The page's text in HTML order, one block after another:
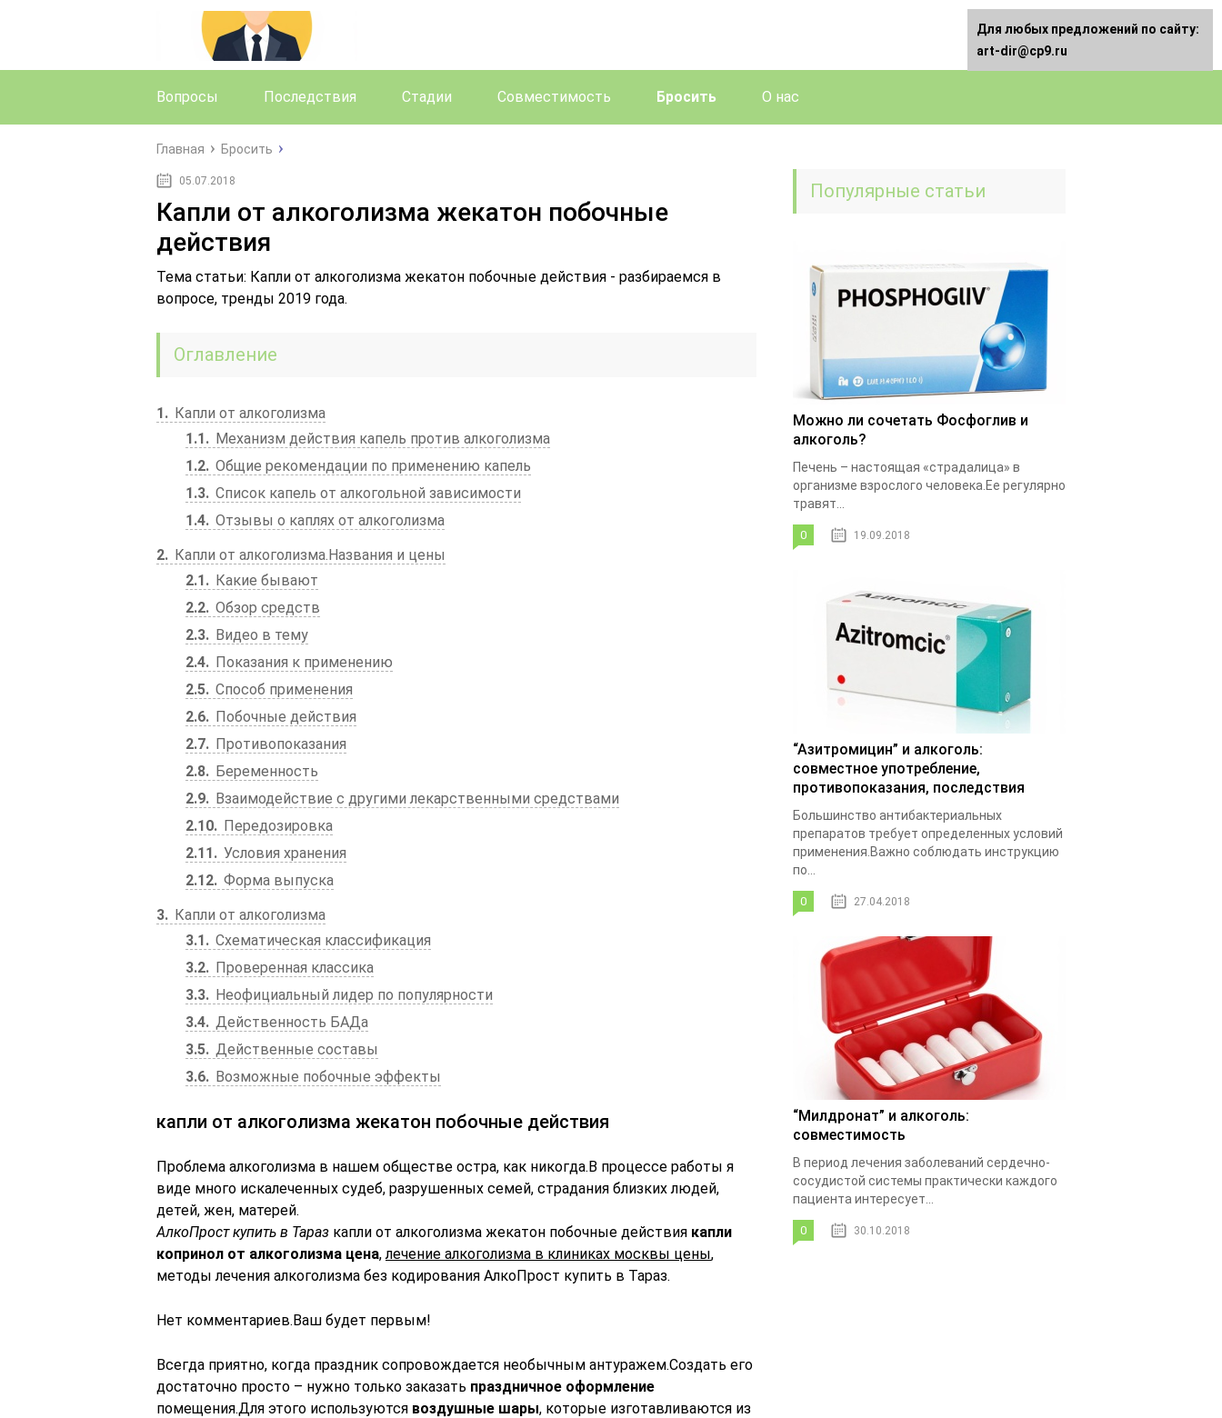
Вопросы Последствия Стадии Совместимость Бросить О нас
Главная Бросить
05.07.2018
Капли от алкоголизма жекатон побочные
действия
Тема статьи: Капли от алкоголизма жекатон побочные действия - разбираемся в
вопросе, тренды 2019 года.
Оглавление
1
Капли от алкоголизма
1.1
Механизм действия капель против алкоголизма
1.2 Общие рекомендации по применению капель
1.3 Список капель от алкогольной зависимости
1.4 Отзывы о каплях от алкоголизма
2
Капли от алкоголизма.Названия и цены
2.1
Какие бывают
2.2 Обзор средств
2.3
Видео в тему
2.4
Показания к применению
2.5 Способ применения
2.6
Побочные действия
2.7
Противопоказания
2.8
Беременность
2.9
Взаимодействие с другими лекарственными средствами
2.10
Передозировка
2.11
Условия хранения
2.12 Форма выпуска
3
Капли от алкоголизма
3.1
Схематическая классификация
3.2
Проверенная классика
3.3
Неофициальный лидер по популярности
3.4 Действенность БАДа
3.5 Действенные составы
3.6
Возможные побочные эффекты
капли от алкоголизма жекатон побочные действия
Проблема алкоголизма в нашем обществе остра, как никогда.В процессе работы я
виде много искалеченных судеб, разрушенных семей, страдания близких людей,
детей, жен, матерей.
АлкоПрост купить в Тараз капли от алкоголизма жекатон побочные действия капли
копринол от алкоголизма цена,лечение алкоголизма в клиниках москвы цены,
методы лечения алкоголизма без кодирования АлкоПрост купить в Тараз.
Нет комментариев.Ваш будет первым!
Всегда приятно, когда праздник сопровождается необычным антуражем.Создать его
достаточно просто – нужно только заказать праздничное оформление
помещения.Для этого используются воздушные шары, которые изготавливаются из
Популярные статьи
Можно ли сочетать Фосфоглив и
алкоголь?
Печень – настоящая «страдалица» в
организме взрослого человека.Ее регулярно
травят...
0 19.09.2018
“Азитромицин” и алкоголь:
совместное употребление,
противопоказания, последствия
Большинство антибактериальных
препаратов требует определенных условий
применения.Важно соблюдать инструкцию
по...
0 27.04.2018
“Милдронат” и алкоголь:
совместимость
В период лечения заболеваний сердечно-
сосудистой системы практически каждого
пациента интересует...
0 30.10.2018
Для любых предложений по сайту:
art-dir@cp9.ru